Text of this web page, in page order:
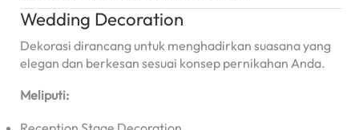
Wedding Decoration
Dekorasi dirancang untuk menghadirkan suasana yang
elegan dan berkesan sesuai konsep pernikahan Anda.
Meliputi: